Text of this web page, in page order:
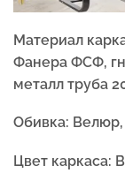
Материал
Фанера ФСФ,
металл труба
Обивка:
Цвет каркаса: